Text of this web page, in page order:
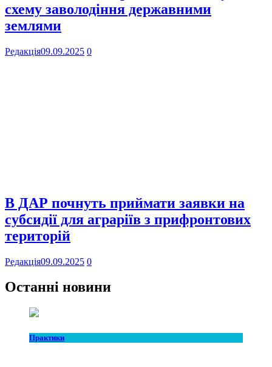
схему заволодіння державними
землями
Редакція09.09.2025 0
В ДАР почнуть приймати заявки на
субсидії для аграріїв з прифронтових
територій
Редакція09.09.2025 0
Останні новини
Практики